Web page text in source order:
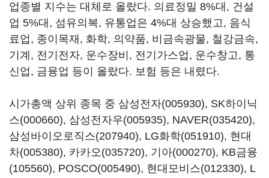
업종별 지수는 대체로 올랐다. 의료정밀 8%대, 건설
업 5%대, 섬유의복, 유통업은 4%대 상승했고, 음식
료업, 종이목재, 화학, 의약품, 비금속광물, 철강금속,
기계, 전기전자, 운수장비, 전기가스업, 운수창고, 통
신업, 금융업 등이 올랐다. 보험 등은 내렸다.
시가총액 상위 종목 중 삼성전자(005930), SK하이닉
스(000660), 삼성전자우(005935), NAVER(035420),
삼성바이오로직스(207940), LG화학(051910), 현대
차(005380), 카카오(035720), 기아(000270), KB금융
(105560), POSCO(005490), 현대모비스(012330), L